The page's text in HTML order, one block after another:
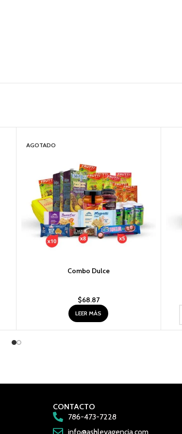
AGOTADO
Combo Dulce
$68.87
LEER MÁS
CONTACTO
786-473-7228
info@ashleyagencia.com